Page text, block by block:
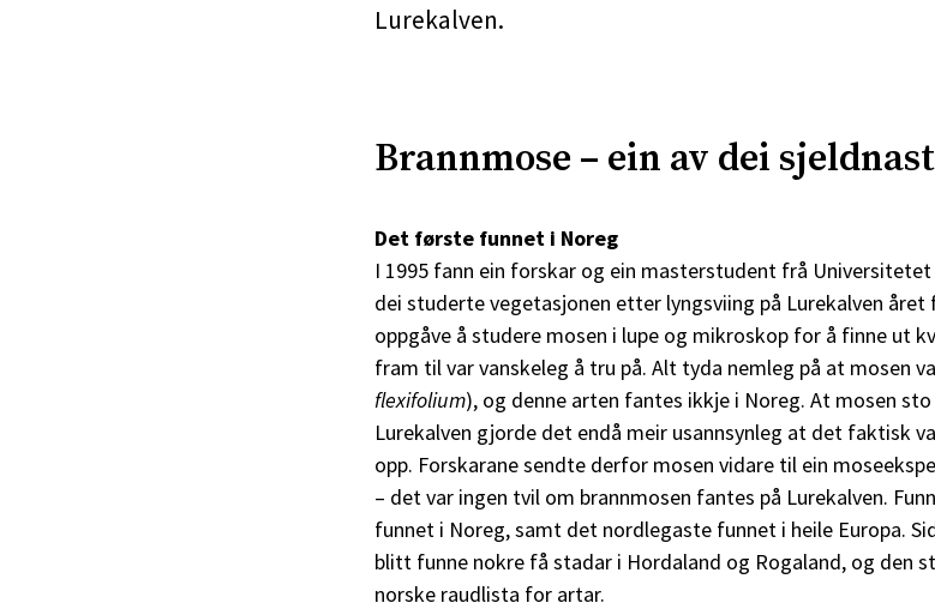
Lurekalven.
Brannmose – ein av dei
Det første funnet i Noreg
I 1995 fann ein forskar og ein masterstudent frå
dei studerte vegetasjonen etter lyngsviing på Lurekalven
oppgåve å studere mosen i lupe og mikroskop for å finne ut
fram til var vanskeleg å tru på. Alt tyda nemleg på at mosen
flexifolium), og denne arten fantes ikkje i Noreg. At mosen
Lurekalven gjorde det endå meir usannsynleg at det faktisk
opp. Forskarane sendte derfor mosen vidare til ein
– det var ingen tvil om brannmosen fantes på Lurekalven.
funnet i Noreg, samt det nordlegaste funnet i heile Europa.
blitt funne nokre få stadar i Hordaland og Rogaland, og den
norske raudlista for artar.